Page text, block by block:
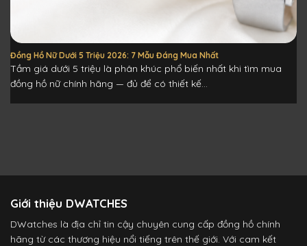
Đồng Hồ Nữ Dưới 5 Triệu 2026: 7 Mẫu Đáng Mua Nhất
Tầm giá dưới 5 triệu là phân khúc phổ biến nhất khi tìm mua
đồng hồ nữ chính hãng — đủ để có thiết kế...
Giới thiệu DWATCHES
DWatches là địa chỉ tin cậy chuyên cung cấp đồng hồ chính
hãng từ các thương hiệu nổi tiếng trên thế giới. Với cam kết